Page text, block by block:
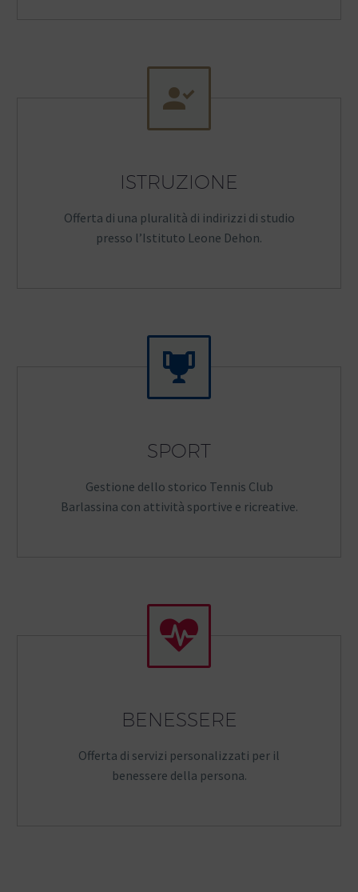


ISTRUZIONE
Offerta di una pluralità di indirizzi di studio
presso l’Istituto Leone Dehon.


SPORT
Gestione dello storico Tennis Club
Barlassina con attività sportive e ricreative.


BENESSERE
Offerta di servizi personalizzati per il
benessere della persona.